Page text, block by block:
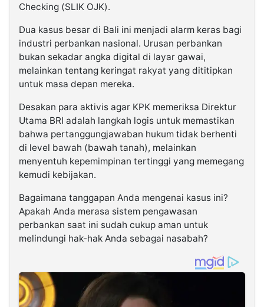
Checking (SLIK OJK).
Dua kasus besar di Bali ini menjadi alarm keras bagi
industri perbankan nasional. Urusan perbankan
bukan sekadar angka digital di layar gawai,
melainkan tentang keringat rakyat yang dititipkan
untuk masa depan mereka.
Desakan para aktivis agar KPK memeriksa Direktur
Utama BRI adalah langkah logis untuk memastikan
bahwa pertanggungjawaban hukum tidak berhenti
di level bawah (bawah tanah), melainkan
menyentuh kepemimpinan tertinggi yang memegang
kemudi kebijakan.
Bagaimana tanggapan Anda mengenai kasus ini?
Apakah Anda merasa sistem pengawasan
perbankan saat ini sudah cukup aman untuk
melindungi hak-hak Anda sebagai nasabah?